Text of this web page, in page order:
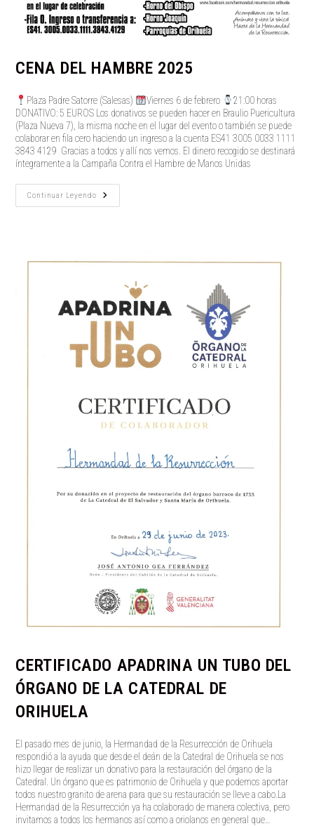
CENA DEL HAMBRE 2025
Plaza Padre Satorre (Salesas) Viernes 6 de febrero
21:00 horas
DONATIVO: 5 EUROS Los donativos se pueden hacer en Braulio Puericultura
(Plaza Nueva 7), la misma noche en el lugar del evento o también se puede
colaborar en fila cero haciendo un ingreso a la cuenta ES41 3005 0033 1111
3843 4129 Gracias a todos y allí nos vemos. El dinero recogido se destinará
íntegramente a la Campaña Contra el Hambre de Manos Unidas
Continuar Leyendo
CENA
DEL
CERTIFICADO APADRINA UN TUBO DEL
ÓRGANO DE LA CATEDRAL DE
ORIHUELA
El pasado mes de junio, la Hermandad de la Resurrección de Orihuela
respondió a la ayuda que desde el deán de la Catedral de Orihuela se nos
hizo llegar de realizar un donativo para la restauración del órgano de la
Catedral. Un órgano que es patrimonio de Orihuela y que podemos aportar
todos nuestro granito de arena para que su restauración se lleve a cabo.La
Hermandad de la Resurrección ya ha colaborado de manera colectiva, pero
invitamos a todos los hermanos así como a oriolanos en general que…